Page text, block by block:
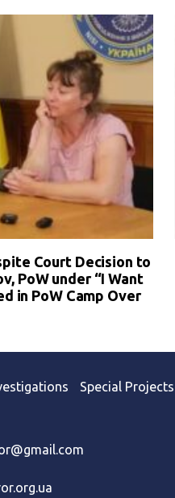
Court Decision to
PoW under “I Want
in PoW Camp Over
Special Projects